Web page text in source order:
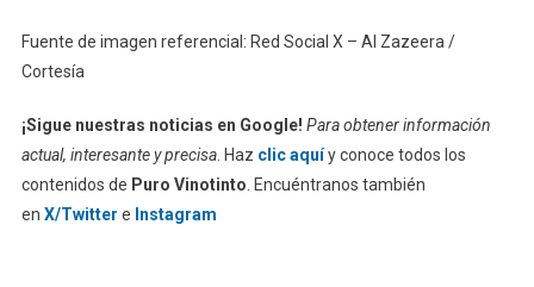
Fuente de imagen referencial: Red Social X – Al Zazeera /
Cortesía
¡Sigue nuestras noticias en Google! Para obtener información
actual, interesante y precisa. Haz clic aquíy conoce todos los
contenidos de Puro Vinotinto. Encuéntranos también
en X/Twitter e Instagram